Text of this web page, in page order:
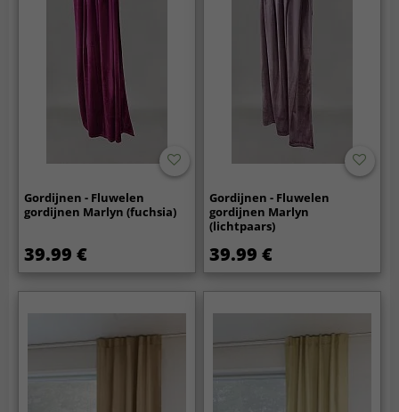
Gordijnen - Fluwelen
gordijnen Marlyn (fuchsia)
39.99 €
Gordijnen - Fluwelen
gordijnen Marlyn
(lichtpaars)
39.99 €